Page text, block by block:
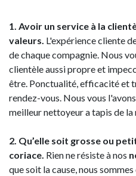
1. Avoir un service à la
valeurs. L'expérience cliente
de chaque compagnie. Nous
clientèle aussi propre et
être. Ponctualité, efficacité et
rendez-vous. Nous vous
meilleur nettoyeur a tapis de la
2. Qu’elle soit grosse ou
coriace. Rien ne résiste à nos
que soit la cause, nous